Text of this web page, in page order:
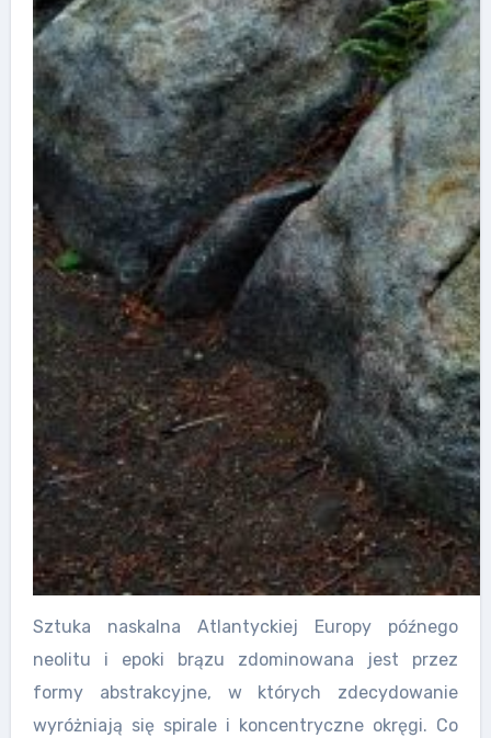
Sztuka naskalna Atlantyckiej Europy późnego
neolitu i epoki brązu zdominowana jest przez
formy abstrakcyjne, w których zdecydowanie
wyróżniają się spirale i koncentryczne okręgi. Co